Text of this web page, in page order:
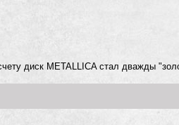
диск METALLICA стал дважды